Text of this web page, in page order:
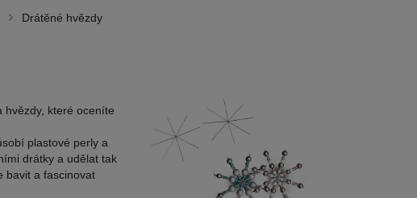
Drátěné hvězdy
hvězdy, které oceníte
plastové perly a
drátky a udělat tak
bavit a fascinovat